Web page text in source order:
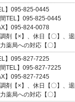
】095-825-0445
間TEL】095-825-0445
】095-824-0078
剤【×】、休日【〇】、
薬局への対応【〇】
】095-827-7225
間TEL】095-827-7225
】095-827-7245
剤【×】、休日【〇】、
薬局への対応【〇】